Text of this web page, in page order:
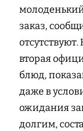
заказ,
вторая
блюд,
даже в
ожидания
долгим,